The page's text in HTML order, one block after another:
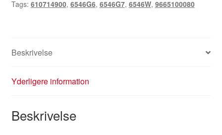
Tags: 610714900, 6546G6, 6546G7, 6546W, 9665100080
Beskrivelse
Yderligere information
Beskrivelse